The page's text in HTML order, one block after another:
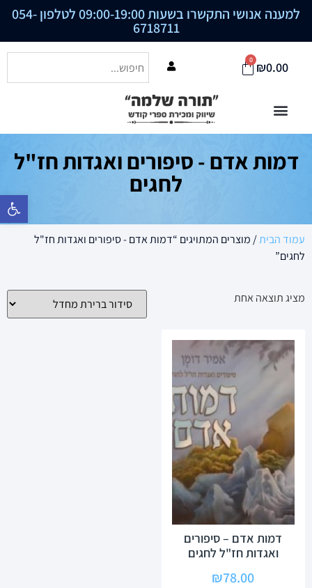
פתח סרגל
למענה אנושי התקשרו בשעות 09:00-19:00 לטלפון 054-
6718711
₪0.00
0
דמות אדם - סיפורים ואגדות חז"ל
לחגים
עמוד הבית/ מוצרים המתויגים “דמות אדם - סיפורים ואגדות חז"ל
לחגים”
מציג תוצאה אחת
דמות אדם – סיפורים
ואגדות חז"ל לחגים
₪78.00